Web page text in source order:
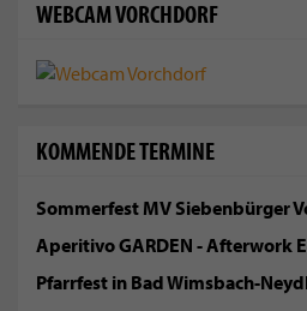
WEBCAM VORCHDORF
KOMMENDE TERMINE
Sommerfest MV Siebenbürger
Aperitivo GARDEN - Afterwork
Pfarrfest in Bad Wimsbach-